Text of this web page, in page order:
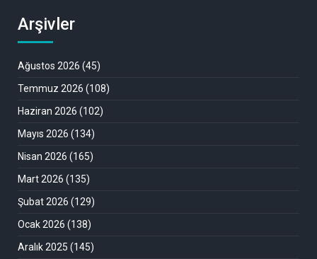
Arşivler
Ağustos 2026 (45)
Temmuz 2026 (108)
Haziran 2026 (102)
Mayıs 2026 (134)
Nisan 2026 (165)
Mart 2026 (135)
Şubat 2026 (129)
Ocak 2026 (138)
Aralık 2025 (145)